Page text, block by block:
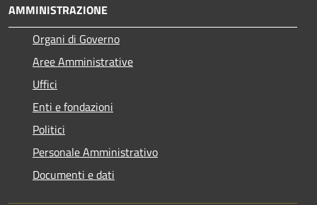
AMMINISTRAZIONE
Organi di Governo
Aree Amministrative
Uffici
Enti e fondazioni
Politici
Personale Amministrativo
Documenti e dati